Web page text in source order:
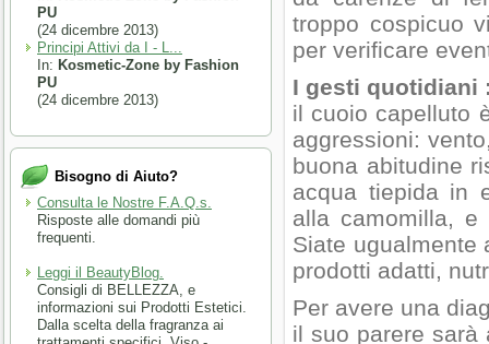
PU
(24 dicembre 2013)
Principi Attivi da I - L...
In: Kosmetic-Zone by Fashion
PU
(24 dicembre 2013)
Bisogno di Aiuto?
Consulta le Nostre F.A.Q.s.
Risposte alle domandi più
frequenti.
Leggi il BeautyBlog.
Consigli di BELLEZZA, e
informazioni sui Prodotti Estetici.
Dalla scelta della fragranza ai
troppo cospicuo
per verificare
I gesti quotidiani
il cuoio capelluto
aggressioni:
buona abitudine
acqua tiepida in
alla camomilla,
Siate ugualmente
prodotti adatti,
Per avere una
il suo parere sarà